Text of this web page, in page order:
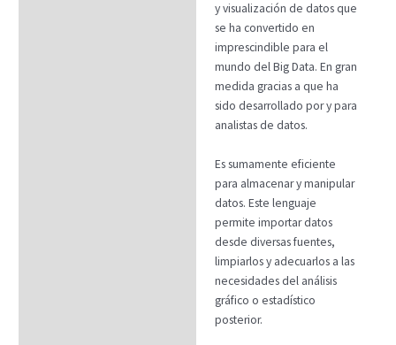
y visualización de datos que
se ha convertido en
imprescindible para el
mundo del Big Data. En gran
medida gracias a que ha
sido desarrollado por y para
analistas de datos.
Es sumamente eficiente
para almacenar y manipular
datos. Este lenguaje
permite importar datos
desde diversas fuentes,
limpiarlos y adecuarlos a las
necesidades del análisis
gráfico o estadístico
posterior.